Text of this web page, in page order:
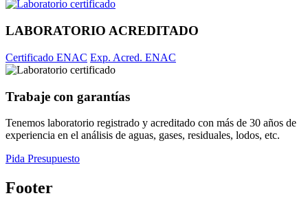
LABORATORIO ACREDITADO
Certificado ENAC Exp. Acred. ENAC
Trabaje con garantías
Tenemos laboratorio registrado y acreditado con más de 30 años de
experiencia en el análisis de aguas, gases, residuales, lodos, etc.
Pida Presupuesto
Footer